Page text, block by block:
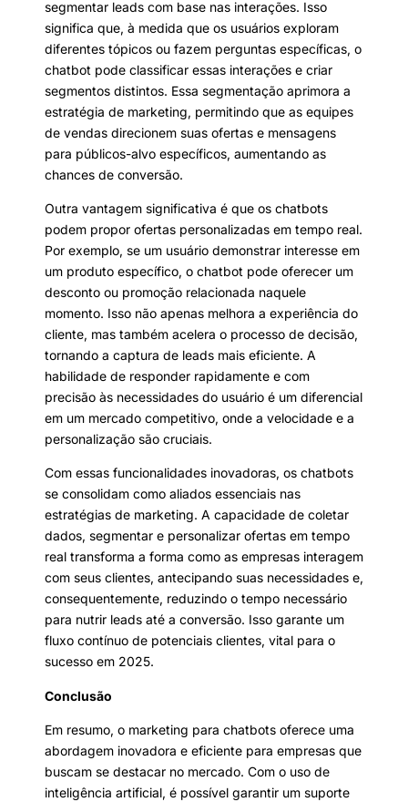
segmentar leads com base nas interações. Isso
significa que, à medida que os usuários exploram
diferentes tópicos ou fazem perguntas específicas, o
chatbot pode classificar essas interações e criar
segmentos distintos. Essa segmentação aprimora a
estratégia de marketing, permitindo que as equipes
de vendas direcionem suas ofertas e mensagens
para públicos-alvo específicos, aumentando as
chances de conversão.
Outra vantagem significativa é que os chatbots
podem propor ofertas personalizadas em tempo real.
Por exemplo, se um usuário demonstrar interesse em
um produto específico, o chatbot pode oferecer um
desconto ou promoção relacionada naquele
momento. Isso não apenas melhora a experiência do
cliente, mas também acelera o processo de decisão,
tornando a captura de leads mais eficiente. A
habilidade de responder rapidamente e com
precisão às necessidades do usuário é um diferencial
em um mercado competitivo, onde a velocidade e a
personalização são cruciais.
Com essas funcionalidades inovadoras, os chatbots
se consolidam como aliados essenciais nas
estratégias de marketing. A capacidade de coletar
dados, segmentar e personalizar ofertas em tempo
real transforma a forma como as empresas interagem
com seus clientes, antecipando suas necessidades e,
consequentemente, reduzindo o tempo necessário
para nutrir leads até a conversão. Isso garante um
fluxo contínuo de potenciais clientes, vital para o
sucesso em 2025.
Conclusão
Em resumo, o marketing para chatbots oferece uma
abordagem inovadora e eficiente para empresas que
buscam se destacar no mercado. Com o uso de
inteligência artificial, é possível garantir um suporte